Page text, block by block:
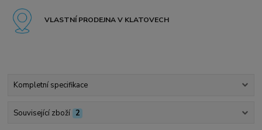
VLASTNÍ PRODEJNA V KLATOVECH
Kompletní specifikace
Související zboží 2